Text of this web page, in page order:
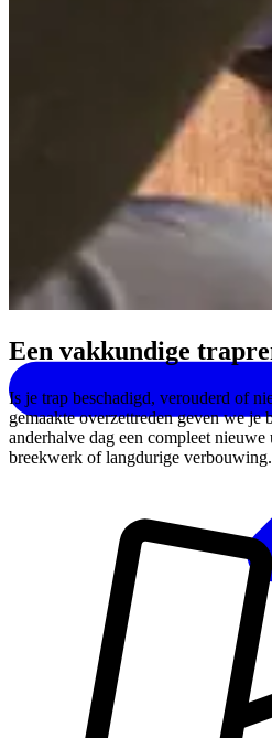
Een vakkundige
Is je trap beschadigd, verouderd of
gemaakte overzettreden geven we je
anderhalve dag een compleet
breekwerk of langdurige verbouwing.